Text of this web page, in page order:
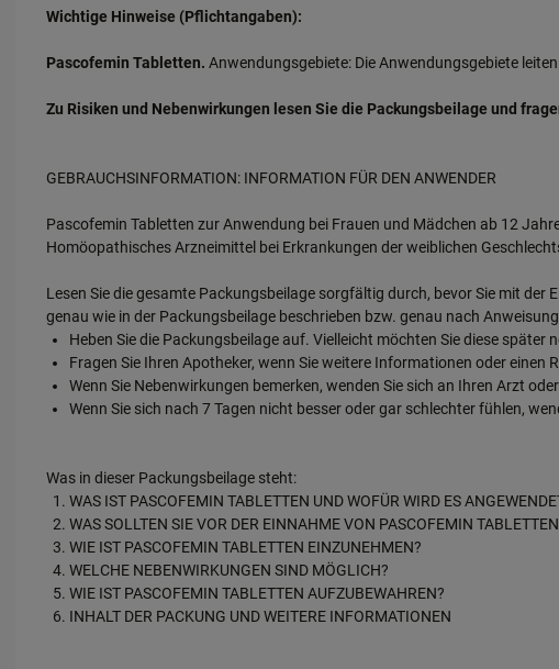
Wichtige Hinweise (Pflichtangaben):
Pascofemin Tabletten. Anwendungsgebiete: Die Anwendungsgebiete
Zu Risiken und Nebenwirkungen lesen Sie die Packungsbeilage und
GEBRAUCHSINFORMATION: INFORMATION FÜR DEN ANWENDER
Pascofemin Tabletten zur Anwendung bei Frauen und Mädchen ab 12
Homöopathisches Arzneimittel bei Erkrankungen der weiblichen
Lesen Sie die gesamte Packungsbeilage sorgfältig durch, bevor Sie mit
genau wie in der Packungsbeilage beschrieben bzw. genau nach
Heben Sie die Packungsbeilage auf. Vielleicht möchten Sie diese später
Fragen Sie Ihren Apotheker, wenn Sie weitere Informationen oder einen
Wenn Sie Nebenwirkungen bemerken, wenden Sie sich an Ihren Arzt
Wenn Sie sich nach 7 Tagen nicht besser oder gar schlechter fühlen,
Was in dieser Packungsbeilage steht:
WAS IST PASCOFEMIN TABLETTEN UND WOFÜR WIRD ES
WAS SOLLTEN SIE VOR DER EINNAHME VON PASCOFEMIN
WIE IST PASCOFEMIN TABLETTEN EINZUNEHMEN?
WELCHE NEBENWIRKUNGEN SIND MÖGLICH?
WIE IST PASCOFEMIN TABLETTEN AUFZUBEWAHREN?
INHALT DER PACKUNG UND WEITERE INFORMATIONEN